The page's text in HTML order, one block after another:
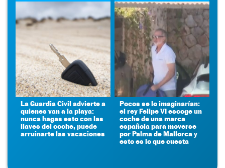
La Guardia Civil advierte a
quienes van a la playa:
nunca hagas esto con las
llaves del coche, puede
arruinarte las vacaciones
Pocos se lo imaginarían:
el rey Felipe VI escoge un
coche de una marca
española para moverse
por Palma de Mallorca y
esto es lo que cuesta